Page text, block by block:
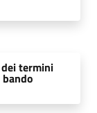
dei termini